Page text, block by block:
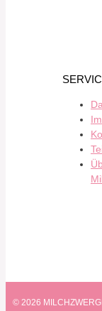
© 2026